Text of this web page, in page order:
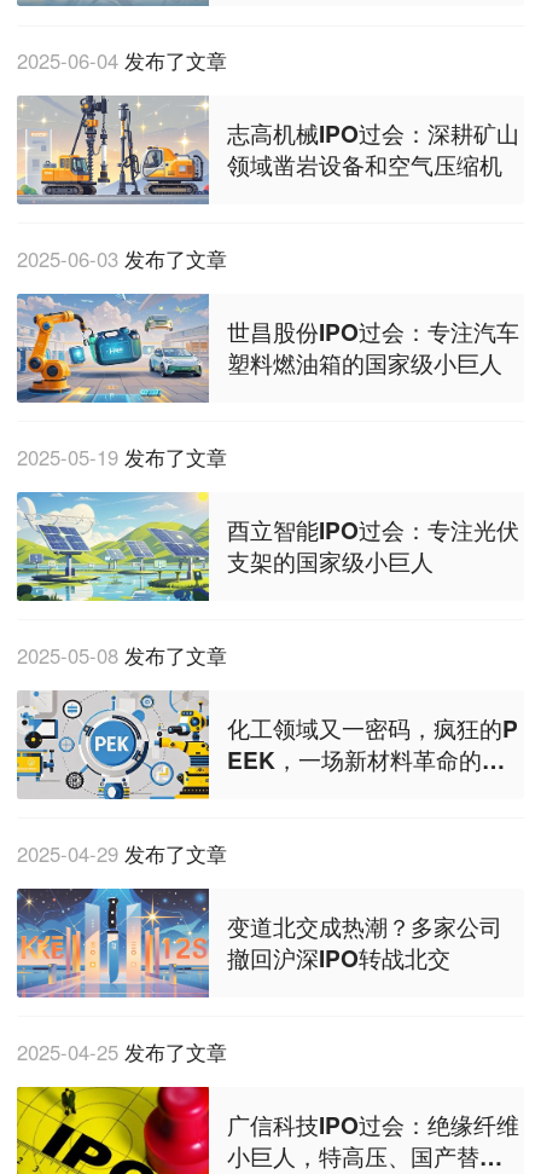
2025-06-04 发布了文章
志高机械IPO过会：深耕矿山
领域凿岩设备和空气压缩机
2025-06-03 发布了文章
世昌股份IPO过会：专注汽车
塑料燃油箱的国家级小巨人
2025-05-19 发布了文章
酉立智能IPO过会：专注光伏
支架的国家级小巨人
2025-05-08 发布了文章
化工领域又一密码，疯狂的P
EEK，一场新材料革命的局
2025-04-29 发布了文章
变道北交成热潮？多家公司
撤回沪深IPO转战北交
2025-04-25 发布了文章
广信科技IPO过会：绝缘纤维
小巨人，特高压、国产替代